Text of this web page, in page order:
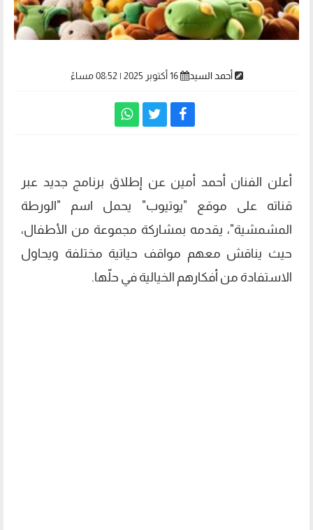
أحمد السيد 16 أكتوبر 2025 | 08:52 مساءً
أعلن الفنان أحمد أمين عن إطلاق برنامج جديد عبر
قناته على موقع "يوتيوب" يحمل اسم "الورطة
المشمشية"، يقدمه بمشاركة مجموعة من الأطفال،
حيث يناقش معهم مواقف حياتية مختلفة ويحاول
الاستفادة من أفكارهم الخيالية في حلّها.